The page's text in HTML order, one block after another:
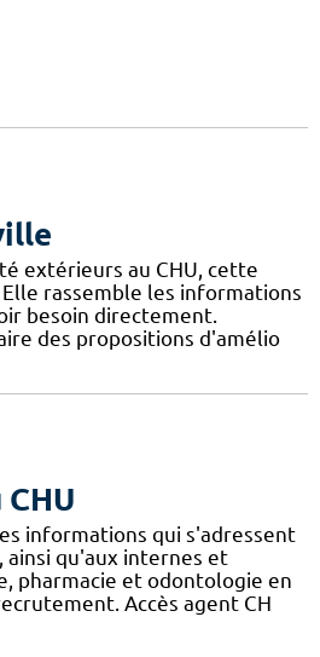
extérieurs au CHU, cette
rassemble les informations
besoin directement.
des propositions d'amélio
informations qui s'adressent
ainsi qu'aux internes et
pharmacie et odontologie en
Accès agent CH